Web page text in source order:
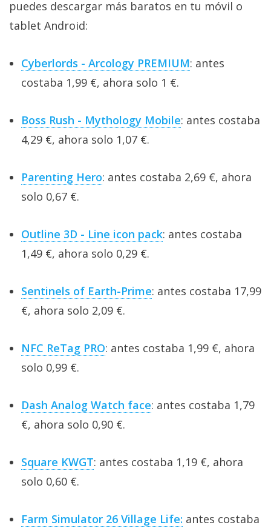
puedes descargar más baratos en tu móvil o
tablet Android:
Cyberlords - Arcology PREMIUM: antes
costaba 1,99 €, ahora solo 1 €.
Boss Rush - Mythology Mobile: antes costaba
4,29 €, ahora solo 1,07 €.
Parenting Hero: antes costaba 2,69 €, ahora
solo 0,67 €.
Outline 3D - Line icon pack: antes costaba
1,49 €, ahora solo 0,29 €.
Sentinels of Earth-Prime: antes costaba 17,99
€, ahora solo 2,09 €.
NFC ReTag PRO: antes costaba 1,99 €, ahora
solo 0,99 €.
Dash Analog Watch face: antes costaba 1,79
€, ahora solo 0,90 €.
Square KWGT: antes costaba 1,19 €, ahora
solo 0,60 €.
Farm Simulator 26 Village Life: antes costaba